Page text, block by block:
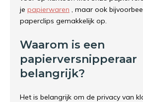
je papierwaren , maar ook
paperclips gemakkelijk op.
Waarom is een
papierversnipperaar
belangrijk?
Het is belangrijk om de privacy van